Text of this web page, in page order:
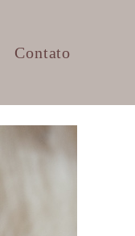
Contato